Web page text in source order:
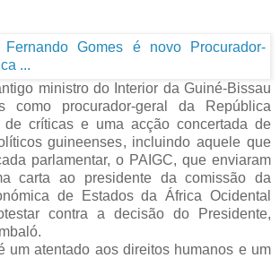
ministro do Interior da Guiné-Bissau
como procurador-geral da República
críticas e uma acção concertada de
guineenses, incluindo aquele que
parlamentar, o PAIGC, que enviaram
carta ao presidente da comissão da
de Estados da África Ocidental
contra a decisão do Presidente,
um atentado aos direitos humanos e um